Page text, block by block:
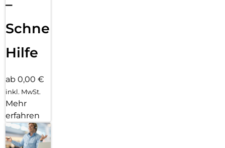
–
Schnelle
Hilfe
ab 0,00 €
inkl. MwSt.
Mehr
erfahren